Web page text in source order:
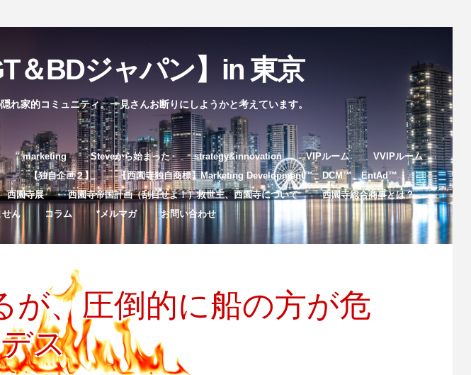
＆BDジャパン】in 東京
家的コミュニティ。一見さんお断りにしようかと考えています。
コ
ン
テ
ン
ッ
marketing Steveから始まった strategy&innovation VIPルーム
VVIPルーム
【独自企画２】
【西園寺独自商標】Marketing Development™️、DCM™️、EntAd™️
西園寺展 西園寺帝国計画（刮目せよ！）救世主、西園寺について
西園寺総合商事とは？
せん コラム *メルマガ お問い合わせ
が、圧倒的に船の方が危
ス